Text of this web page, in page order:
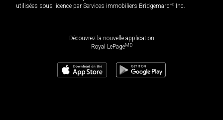
utilisées sous licence par Services immobiliers BridgemarqMD Inc.
Découvrez la nouvelle application
Royal LePageMD